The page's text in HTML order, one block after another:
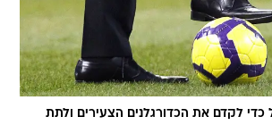
לקדם את הכדורגלנים הצעירים ולתת